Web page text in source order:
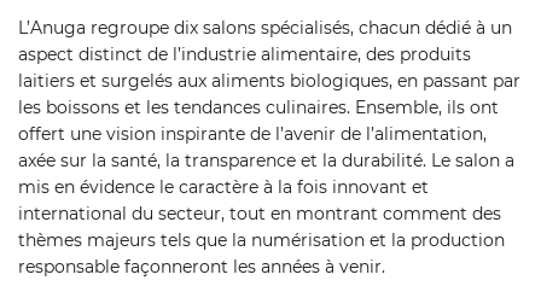
L’Anuga regroupe dix salons spécialisés, chacun dédié à un
aspect distinct de l’industrie alimentaire, des produits
laitiers et surgelés aux aliments biologiques, en passant par
les boissons et les tendances culinaires. Ensemble, ils ont
offert une vision inspirante de l’avenir de l’alimentation,
axée sur la santé, la transparence et la durabilité. Le salon a
mis en évidence le caractère à la fois innovant et
international du secteur, tout en montrant comment des
thèmes majeurs tels que la numérisation et la production
responsable façonneront les années à venir.